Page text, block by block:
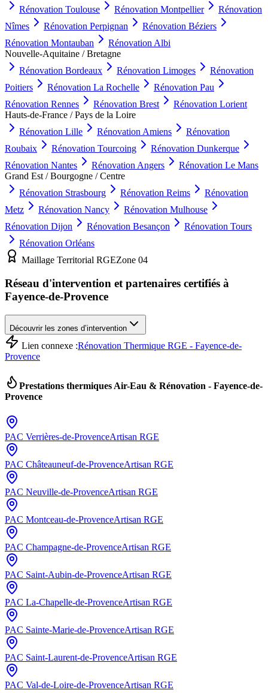
Rénovation Toulouse Rénovation Montpellier
Rénovation
Nîmes
Rénovation Perpignan Rénovation Béziers
Rénovation Montauban Rénovation Albi
Nouvelle-Aquitaine / Bretagne
Rénovation Bordeaux Rénovation Limoges
Rénovation
Poitiers
Rénovation La Rochelle Rénovation Pau
Rénovation Rennes Rénovation Brest Rénovation Lorient
Hauts-de-France / Pays de la Loire
Rénovation Lille Rénovation Amiens
Rénovation
Roubaix
Rénovation Tourcoing Rénovation Dunkerque
Rénovation Nantes Rénovation Angers Rénovation Le Mans
Grand Est / Bourgogne / Centre
Rénovation Strasbourg Rénovation Reims
Rénovation
Metz
Rénovation Nancy Rénovation Mulhouse
Rénovation Dijon Rénovation Besançon Rénovation Tours
Rénovation Orléans
Maillage Territorial RGEZone 04
Réseau d'intervention et partenaires certifiés à
Fayence-de-Provence
Découvrir les zones d’intervention
Lien connexe :Rénovation Thermique RGE - Fayence-de-
Provence
Prestations thermiques Air-Eau & Rénovation - Fayence-de-
Provence
PAC Verrières-de-ProvenceArtisan RGE
PAC Châteauneuf-de-ProvenceArtisan RGE
PAC Neuville-de-ProvenceArtisan RGE
PAC Montceau-de-ProvenceArtisan RGE
PAC Champagne-de-ProvenceArtisan RGE
PAC Saint-Aubin-de-ProvenceArtisan RGE
PAC La-Chapelle-de-ProvenceArtisan RGE
PAC Sainte-Marie-de-ProvenceArtisan RGE
PAC Saint-Laurent-de-ProvenceArtisan RGE
PAC Val-de-Loire-de-ProvenceArtisan RGE